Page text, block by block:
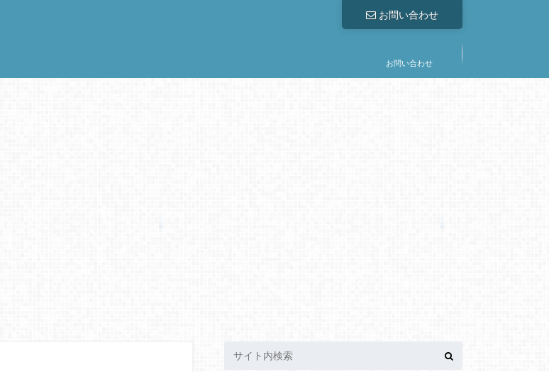
お問い合わせ
お問い合わせ